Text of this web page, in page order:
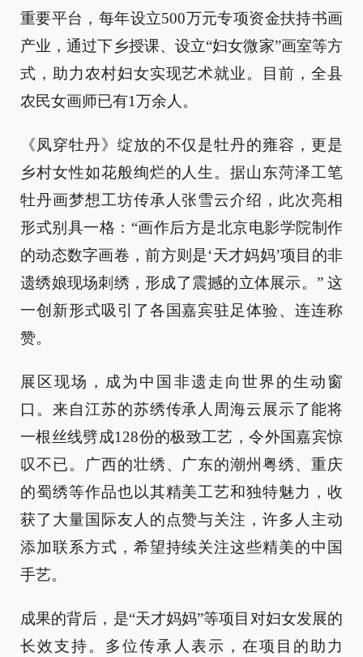
重要平台，每年设立500万元专项资金扶持书画
产业，通过下乡授课、设立“妇女微家”画室等方
式，助力农村妇女实现艺术就业。目前，全县
农民女画师已有1万余人。
《凤穿牡丹》绽放的不仅是牡丹的雍容，更是
乡村女性如花般绚烂的人生。据山东菏泽工笔
牡丹画梦想工坊传承人张雪云介绍，此次亮相
形式别具一格：“画作后方是北京电影学院制作
的动态数字画卷，前方则是‘天才妈妈’项目的非
遗绣娘现场刺绣，形成了震撼的立体展示。” 这
一创新形式吸引了各国嘉宾驻足体验、连连称
赞。
展区现场，成为中国非遗走向世界的生动窗
口。来自江苏的苏绣传承人周海云展示了能将
一根丝线劈成128份的极致工艺，令外国嘉宾惊
叹不已。广西的壮绣、广东的潮州粤绣、重庆
的蜀绣等作品也以其精美工艺和独特魅力，收
获了大量国际友人的点赞与关注，许多人主动
添加联系方式，希望持续关注这些精美的中国
手艺。
成果的背后，是“天才妈妈”等项目对妇女发展的
长效支持。多位传承人表示，在项目的助力